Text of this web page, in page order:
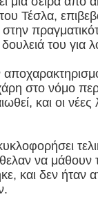
Τέσλα,
του για
στο νόμο
και οι νέες
να
και δεν